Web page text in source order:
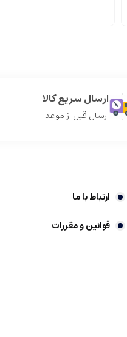
ارسال سریع کالا
ارسال قبل از موعد
ارتباط با ما
قوانین و مقررات